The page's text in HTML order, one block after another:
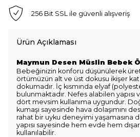
256 Bit SSL ile güvenli alışveriş
Ürün Açıklaması
Maymun Desen Müslin Bebek
Bebeğinizin konforu düşünülerek
örtümüzün alt ve üst dokusu ikişer
dokumadır. İç kısmında elyaf
bulunmaktadır. Nefes alabilen
dört mevsim kullanıma uygundur.
kumaşı sayesinde hava dolaşımını
rahat bir uyku deneyimi yaşamasına
yapısı sayesinde hem evde hem
kullanılabilir.